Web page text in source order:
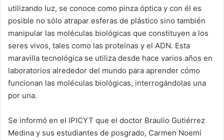
utilizando luz, se conoce como pinza óptica y con él es
posible no sólo atrapar esferas de plástico sino también
manipular las moléculas biológicas que constituyen a los
seres vivos, tales como las proteínas y el ADN. Esta
maravilla tecnológica se utiliza desde hace varios años en
laboratorios alrededor del mundo para aprender cómo
funcionan las moléculas biológicas, interrogándolas una
por una.
Se informó en el IPICYT que el doctor Braulio Gutiérrez
Medina y sus estudiantes de posgrado, Carmen Noemí